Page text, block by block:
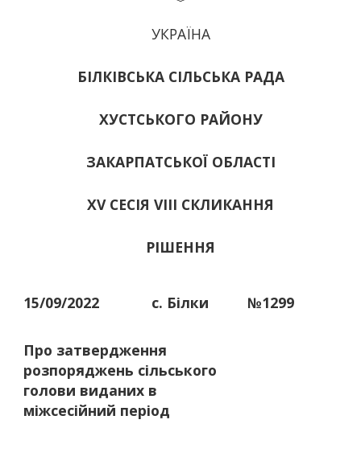
УКРАЇНА
БІЛКІВСЬКА СІЛЬСЬКА РАДА
ХУСТСЬКОГО РАЙОНУ
ЗАКАРПАТСЬКОЇ ОБЛАСТІ
ХV СЕСІЯ VIII СКЛИКАННЯ
РІШЕННЯ
15/09/2022 с. Білки №1299
Про затвердження
розпоряджень сільського
голови виданих в
міжсесійний період